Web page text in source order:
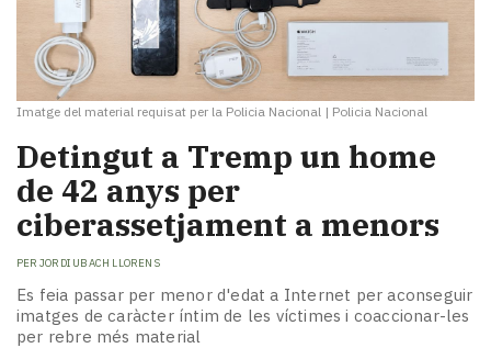
Imatge del material requisat per la Policia Nacional | Policia Nacional
​Detingut a Tremp un home
de 42 anys per
ciberassetjament a menors
PER JORDI UBACH LLORENS
Es feia passar per menor d'edat a Internet per aconseguir
imatges de caràcter íntim de les víctimes i coaccionar-les
per rebre més material